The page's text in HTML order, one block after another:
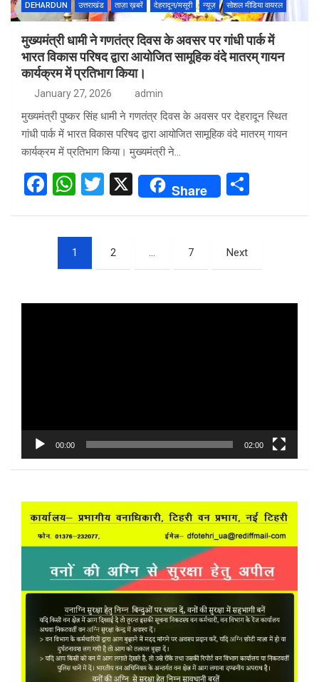
DEHARDUN उत्तराखंड ताज़ा ख़बरें देहरादून/मसूरी न्यूज़ सोशल मीडिया वायरल
मुख्यमंत्री धामी ने गणतंत्र दिवस के अवसर पर गांधी पार्क में
भारत विकास परिषद द्वारा आयोजित सामूहिक वंदे मातरम् गायन
कार्यक्रम में प्रतिभाग किया।
January 27, 2026 admin
मुख्यमंत्री पुष्कर सिंह धामी ने गणतंत्र दिवस के अवसर पर देहरादून स्थित
गांधी पार्क में भारत विकास परिषद द्वारा आयोजित सामूहिक वंदे मातरम् गायन
कार्यक्रम में प्रतिभाग किया। मुख्यमंत्री ने…
F
ce
o
o
W
at
A
p
T
er
X Share
pagination
1 2 … 7 Next
00:00 02:00